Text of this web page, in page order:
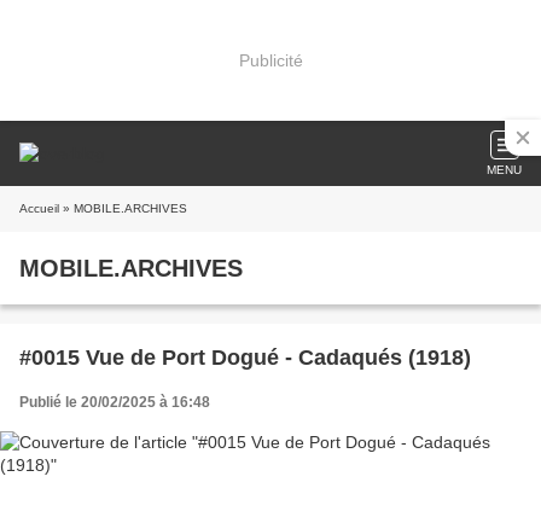
Publicité
MENU
Accueil » MOBILE.ARCHIVES
MOBILE.ARCHIVES
#0015 Vue de Port Dogué - Cadaqués (1918)
Publié le 20/02/2025 à 16:48